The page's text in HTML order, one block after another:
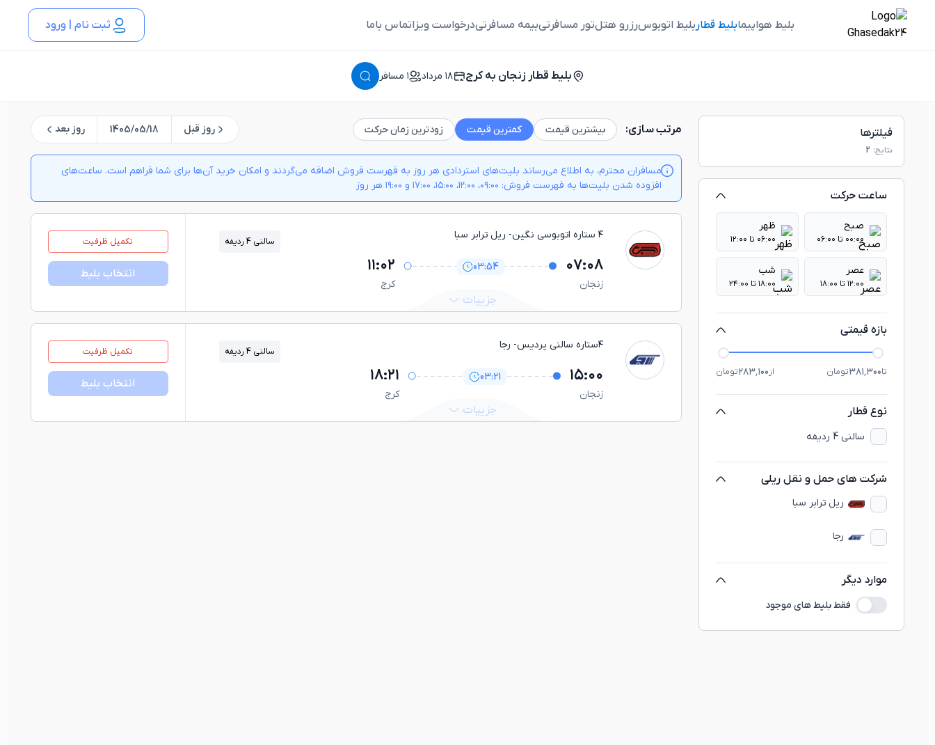
بلیط هواپیمابلیط قطاربلیط اتوبوسرزرو هتلتور مسافرتیبیمه مسافرتیدرخواست ویزاتماس باما ثبت نام | ورود
بلیط قطار زنجان به کرج ١٨ مرداد ١ مسافر
فیلترها
نتایج: 2
ساعت حرکت
صبح
۰۰:۰۰ تا ۰۶:۰۰
ظهر
۰۶:۰۰ تا ۱۲:۰۰
عصر
۱۲:۰۰ تا ۱۸:۰۰
شب
۱۸:۰۰ تا ۲۴:۰۰
بازه قیمتی
تا۳۸۱٬۳۰۰تومان از۲۸۳٬۱۰۰تومان
نوع قطار
سالنی 4 ردیفه
شرکت های حمل و نقل ریلی
ريل ترابر سبا
رجا
موارد دیگر
فقط بلیط های موجود
مرتب سازی: بیشترین قیمت کمترین قیمت زودترین زمان حرکت روز قبل 1405/05/18 روز بعد
مسافران محترم، به اطلاع می‌رساند بلیت‌های استردادی هر روز به فهرست فروش اضافه می‌گردند و امکان خرید آن‌ها برای شما فراهم است. ساعت‌های
افزوده شدن بلیت‌ها به فهرست فروش: ۰۹:۰۰، ۱۲:۰۰، ۱۵:۰۰، ۱۷:۰۰ و ۱۹:۰۰ هر روز
جزییات
۴ ستاره اتوبوسی نگین - ريل ترابر سبا
۰۷:۰۸
زنجان
03:54 ۱۱:۰۲
كرج
سالنی 4 ردیفه تکمیل ظرفیت
انتخاب بلیط
جزییات
۴ستاره سالنی پردیس - رجا
۱۵:۰۰
زنجان
03:21 ۱۸:۲۱
كرج
سالنی 4 ردیفه تکمیل ظرفیت
انتخاب بلیط